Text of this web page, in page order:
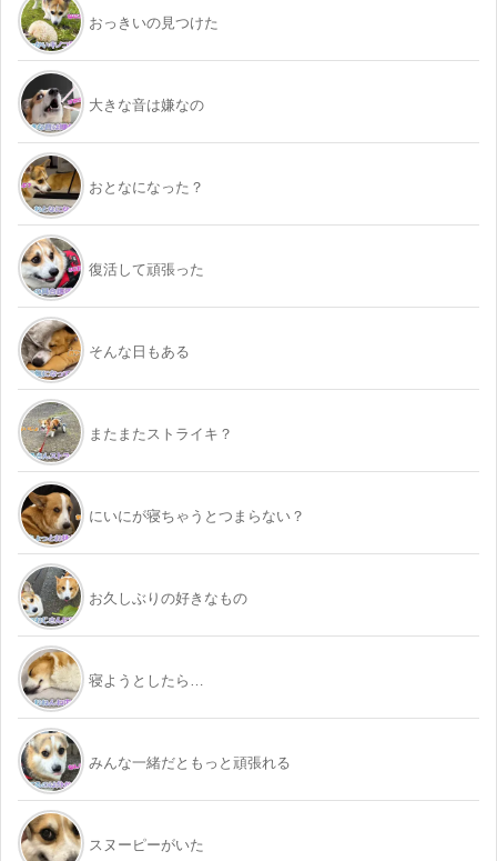
おっきいの見つけた
大きな音は嫌なの
おとなになった？
復活して頑張った
そんな日もある
またまたストライキ？
にいにが寝ちゃうとつまらない？
お久しぶりの好きなもの
寝ようとしたら…
みんな一緒だともっと頑張れる
スヌーピーがいた